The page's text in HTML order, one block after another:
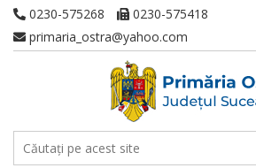
0230-575268
0230-575418
primaria_ostra@yahoo.com